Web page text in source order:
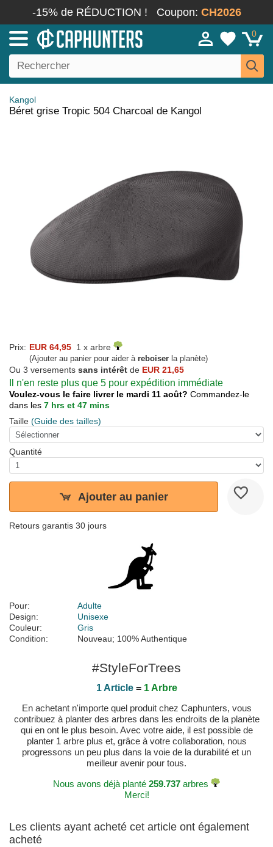
-15% de RÉDUCTION ! Coupon: CH2026
0
Kangol
Béret grise Tropic 504 Charcoal de Kangol
Prix: EUR 64,95 1 x arbre
(Ajouter au panier pour aider à reboiser la planète)
Ou 3 versements sans intérêt de EUR 21,65
Il n'en reste plus que 5 pour expédition immédiate
Voulez-vous le faire livrer le mardi 11 août? Commandez-le
dans les 7 hrs et 47 mins
Taille (Guide des tailles)
Quantité
Ajouter au panier
Retours garantis 30 jours
Pour:
Adulte
Design:
Unisexe
Couleur:
Gris
Condition:
Nouveau; 100% Authentique
#StyleForTrees
1 Article= 1 Arbre
En achetant n'importe quel produit chez Caphunters, vous
contribuez à planter des arbres dans les endroits de la planète
qui en ont le plus besoin. Avec votre aide, il est possible de
planter 1 arbre plus et, grâce à votre collaboration, nous
progressons un peu plus dans la voie de la durabilité et un
meilleur avenir pour tous.
Nous avons déjà planté 259.737 arbres
Merci!
Les clients ayant acheté cet article ont également
acheté